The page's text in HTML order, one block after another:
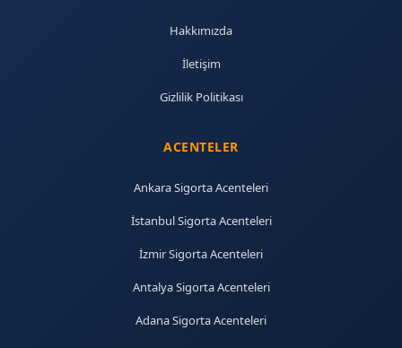
Hakkımızda
İletişim
Gizlilik Politikası
ACENTELER
Ankara Sigorta Acenteleri
İstanbul Sigorta Acenteleri
İzmir Sigorta Acenteleri
Antalya Sigorta Acenteleri
Adana Sigorta Acenteleri